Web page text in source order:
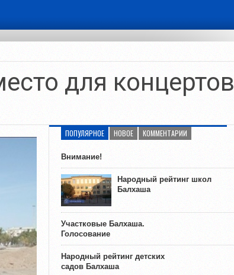
для концертов
ПОПУЛЯРНОЕ НОВОЕ КОММЕНТАРИИ
Внимание!
Народный рейтинг школ
Балхаша
Участковые Балхаша.
Голосование
Народный рейтинг детских
садов Балхаша